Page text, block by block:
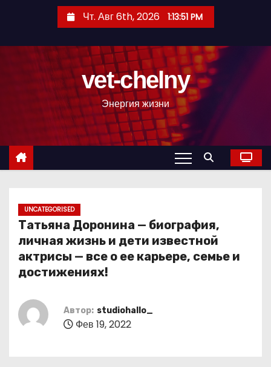
с
Чт. Авг 6th, 2026 1:13:52 PM
vet-chelny
Энергия жизни
UNCATEGORISED
Татьяна Доронина — биография,
личная жизнь и дети известной
актрисы — все о ее карьере, семье и
достижениях!
Автор: studiohallo_
Фев 19, 2022